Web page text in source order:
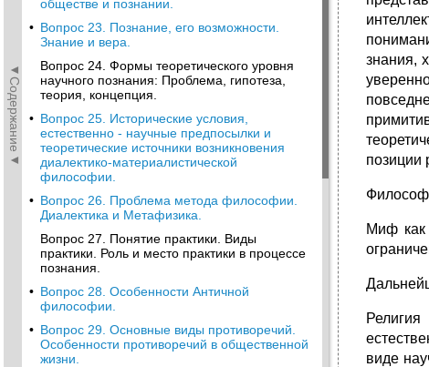
◄Содержание◄
обществе и познании.
• Вопрос 23. Познание, его возможности.
Знание и вера.
Вопрос 24. Формы теоретического уровня
научного познания: Проблема, гипотеза,
теория, концепция.
• Вопрос 25. Исторические условия,
естественно - научные предпосылки и
теоретические источники возникновения
диалектико-материалистической
философии.
• Вопрос 26. Проблема метода философии.
Диалектика и Метафизика.
Вопрос 27. Понятие практики. Виды
практики. Роль и место практики в процессе
познания.
• Вопрос 28. Особенности Античной
философии.
• Вопрос 29. Основные виды противоречий.
Особенности противоречий в общественной
жизни.
знания,
позиции
Миф как
виде